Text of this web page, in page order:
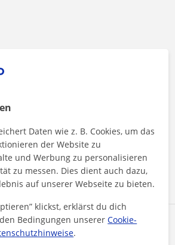
Prüfung vorbereitung.
in der englischen Sprache.
Kontaktieren
Daten wie z. B. Cookies, um das
der Website zu
und Werbung zu personalisieren
zu messen. Dies dient auch dazu,
auf unserer Webseite zu bieten.
klickst, erklärst du dich
Bedingungen unsererCookie-
.